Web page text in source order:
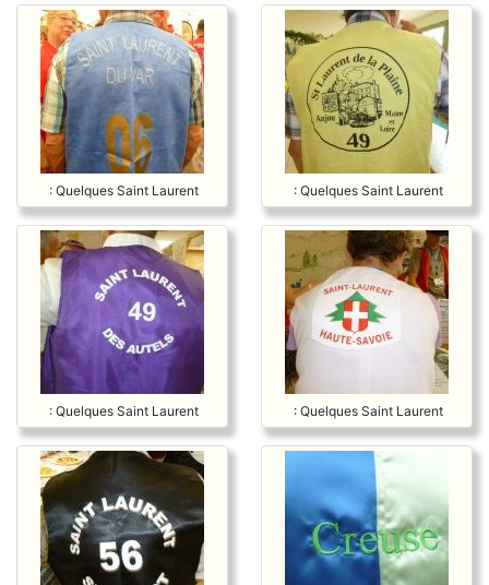
: Quelques Saint Laurent : Quelques Saint Laurent
: Quelques Saint Laurent : Quelques Saint Laurent